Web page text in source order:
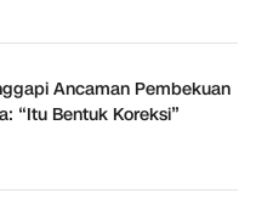
Ancaman Pembekuan
“Itu Bentuk Koreksi”